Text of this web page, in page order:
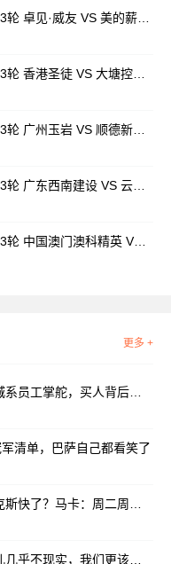
07月24日 佛山西甲足球联赛第3轮 中国澳门澳科精英 VS 藝品高國際 全场录像
更多 +
清单，巴萨自己都看笑了